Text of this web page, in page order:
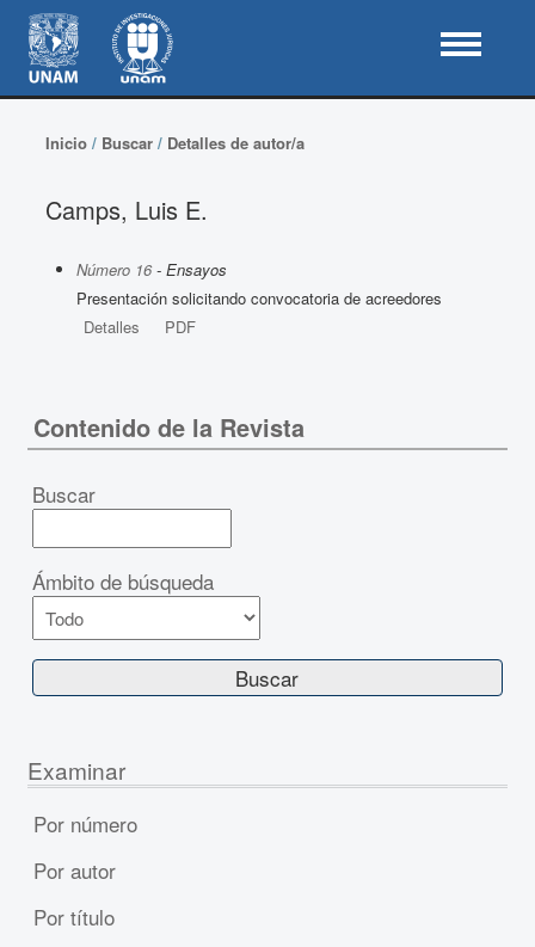
Inicio/ Buscar/ Detalles de autor/a
Camps, Luis E.
Número 16- Ensayos
Presentación solicitando convocatoria de acreedores
Detalles
PDF
Contenido de la Revista
Buscar
Ámbito de búsqueda
Examinar
Por número
Por autor
Por título